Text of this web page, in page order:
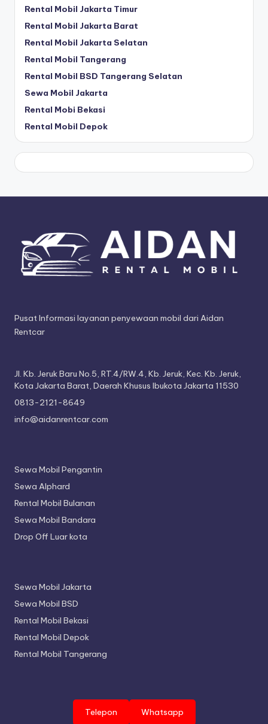
Rental Mobil Jakarta Timur
Rental Mobil Jakarta Barat
Rental Mobil Jakarta Selatan
Rental Mobil Tangerang
Rental Mobil BSD Tangerang Selatan
Sewa Mobil Jakarta
Rental Mobi Bekasi
Rental Mobil Depok
Pusat Informasi layanan penyewaan mobil dari Aidan
Rentcar
Jl. Kb. Jeruk Baru No.5, RT.4/RW.4, Kb. Jeruk, Kec. Kb. Jeruk,
Kota Jakarta Barat, Daerah Khusus Ibukota Jakarta 11530
0813-2121-8649
info@aidanrentcar.com
Sewa Mobil Pengantin
Sewa Alphard
Rental Mobil Bulanan
Sewa Mobil Bandara
Drop Off Luar kota
Sewa Mobil Jakarta
Sewa Mobil BSD
Rental Mobil Bekasi
Rental Mobil Depok
Rental Mobil Tangerang
Copyright 2026 —Aidan Rentcar. All rights reserved.
Telepon Whatsapp